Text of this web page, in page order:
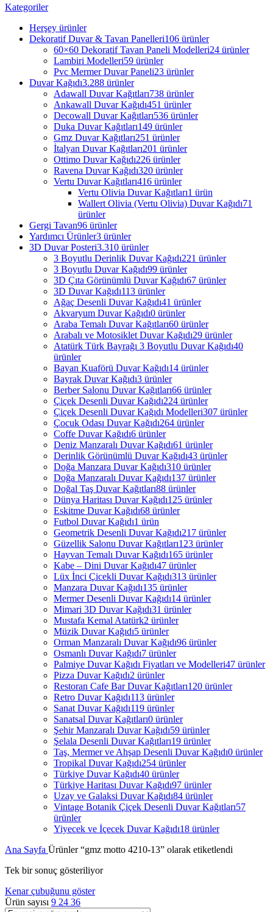
Kategoriler
Herşey ürünler
Dekoratif Duvar & Tavan Panelleri106 ürünler
60×60 Dekoratif Tavan Paneli Modelleri24 ürünler
Lambiri Modelleri59 ürünler
Pvc Mermer Duvar Paneli23 ürünler
Duvar Kağıdı3.288 ürünler
Adawall Duvar Kağıtları738 ürünler
Ankawall Duvar Kağıdı451 ürünler
Decowall Duvar Kağıtları536 ürünler
Duka Duvar Kağıtları149 ürünler
Gmz Duvar Kağıtları251 ürünler
İtalyan Duvar Kağıtları201 ürünler
Ottimo Duvar Kağıdı226 ürünler
Ravena Duvar Kağıdı320 ürünler
Vertu Duvar Kağıtları416 ürünler
Vertu Olivia Duvar Kağıtları1 ürün
Wallert Olivia (Vertu Olivia) Duvar Kağıdı71
ürünler
Gergi Tavan96 ürünler
Yardımcı Ürünler3 ürünler
3D Duvar Posteri3.310 ürünler
3 Boyutlu Derinlik Duvar Kağıdı221 ürünler
3 Boyutlu Duvar Kağıdı99 ürünler
3D Çıta Görünümlü Duvar Kağıdı67 ürünler
3D Duvar Kağıdı113 ürünler
Ağaç Desenli Duvar Kağıdı41 ürünler
Akvaryum Duvar Kağıdı0 ürünler
Araba Temalı Duvar Kağıtları60 ürünler
Arabalı ve Motosiklet Duvar Kağıdı29 ürünler
Atatürk Türk Bayrağı 3 Boyutlu Duvar Kağıdı40
ürünler
Bayan Kuaförü Duvar Kağıdı14 ürünler
Bayrak Duvar Kağıdı3 ürünler
Berber Salonu Duvar Kağıtları66 ürünler
Çiçek Desenli Duvar Kağıdı224 ürünler
Çiçek Desenli Duvar Kağıdı Modelleri307 ürünler
Çocuk Odası Duvar Kağıdı264 ürünler
Coffe Duvar Kağıdı6 ürünler
Deniz Manzaralı Duvar Kağıdı61 ürünler
Derinlik Görünümlü Duvar Kağıdı43 ürünler
Doğa Manzara Duvar Kağıdı310 ürünler
Doğa Manzaralı Duvar Kağıdı137 ürünler
Doğal Taş Duvar Kağıtları88 ürünler
Dünya Haritası Duvar Kağıdı125 ürünler
Eskitme Duvar Kağıdı68 ürünler
Futbol Duvar Kağıdı1 ürün
Geometrik Desenli Duvar Kağıdı217 ürünler
Güzellik Salonu Duvar Kağıtları123 ürünler
Hayvan Temalı Duvar Kağıdı165 ürünler
Kabe – Dini Duvar Kağıdı47 ürünler
Lüx İnci Çicekli Duvar Kağıdı313 ürünler
Manzara Duvar Kağıdı135 ürünler
Mermer Desenli Duvar Kağıdı14 ürünler
Mimari 3D Duvar Kağıdı31 ürünler
Mustafa Kemal Atatürk2 ürünler
Müzik Duvar Kağıdı5 ürünler
Orman Manzaralı Duvar Kağıdı96 ürünler
Osmanlı Duvar Kağıdı7 ürünler
Palmiye Duvar Kağıdı Fiyatları ve Modelleri47 ürünler
Pizza Duvar Kağıdı2 ürünler
Restoran Cafe Bar Duvar Kağıtları120 ürünler
Retro Duvar Kağıdı113 ürünler
Sanat Duvar Kağıdı119 ürünler
Sanatsal Duvar Kağıtları0 ürünler
Şehir Manzaralı Duvar Kağıdı59 ürünler
Şelala Desenli Duvar Kağıtları19 ürünler
Taş, Mermer ve Ahşap Desenli Duvar Kağıdı0 ürünler
Tropikal Duvar Kağıdı254 ürünler
Türkiye Duvar Kağıdı40 ürünler
Türkiye Haritası Duvar Kağıdı97 ürünler
Uzay ve Galaksi Duvar Kağıdı84 ürünler
Vintage Botanik Çiçek Desenli Duvar Kağıtları57
ürünler
Yiyecek ve İçecek Duvar Kağıdı18 ürünler
Ana Sayfa Ürünler “gmz motto 4210-13” olarak etiketlendi
Tek bir sonuç gösteriliyor
Kenar çubuğunu göster
Ürün sayısı 9 24 36